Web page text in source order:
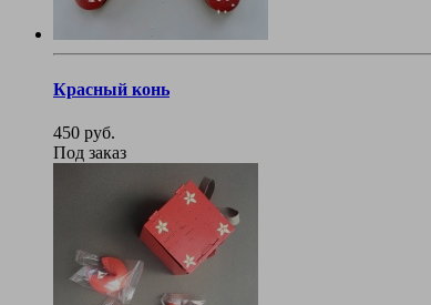
Красный конь
450 руб.
Под заказ